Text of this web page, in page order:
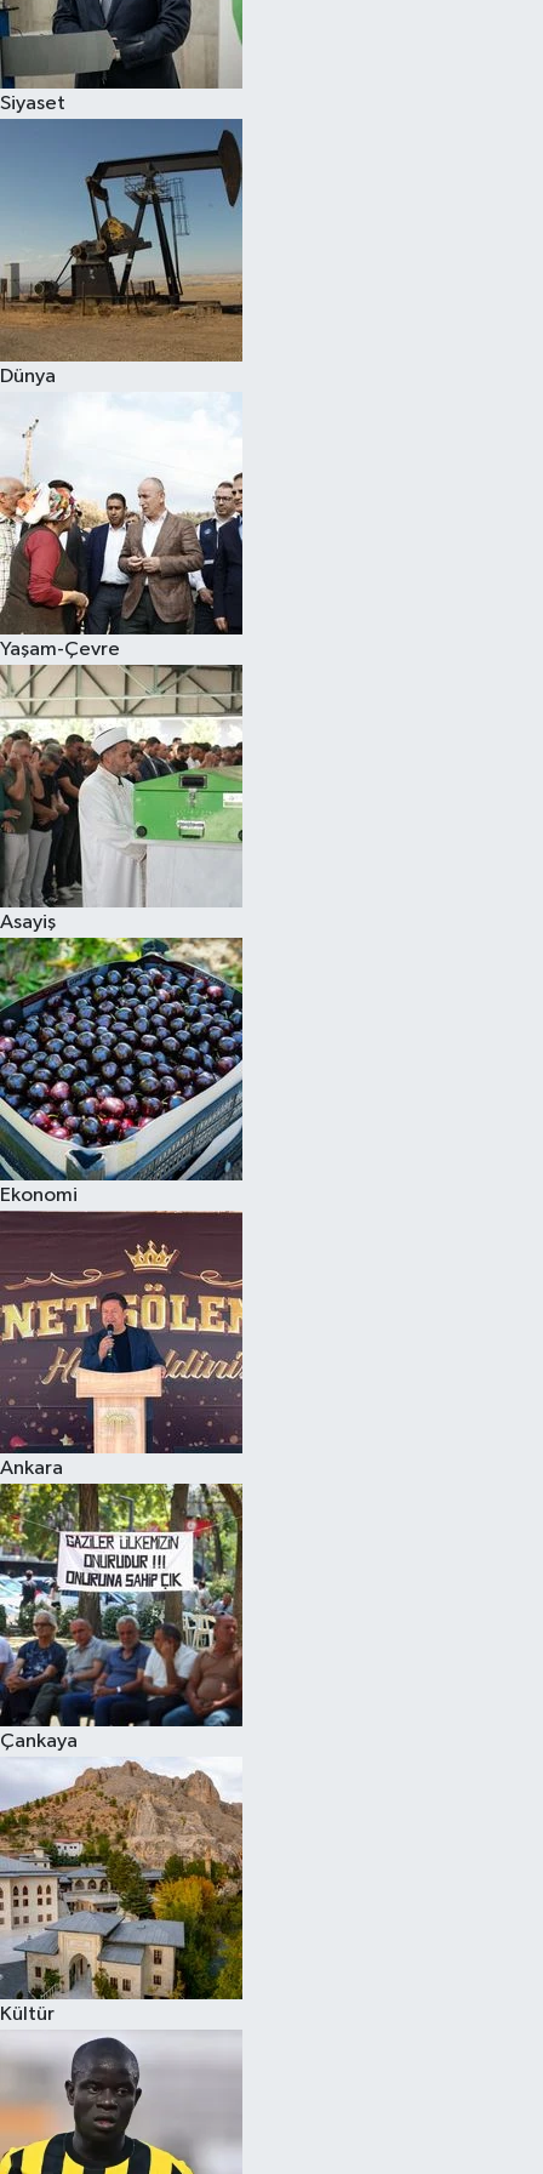
Siyaset
Dünya
Yaşam-Çevre
Asayiş
Ekonomi
Ankara
Çankaya
Kültür
Spor
Çocuk
Eğitim
Hava Durumu
Kadın
Kültür Sanat
Sağlık
Siyaset
Teknoloji
Televizyon
Yaşam-Çevre